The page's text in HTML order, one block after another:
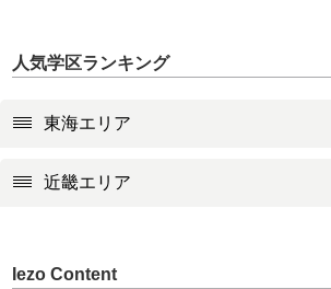
人気学区ランキング
東海エリア
近畿エリア
Iezo Content